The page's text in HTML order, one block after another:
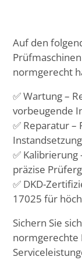
Auf den
normgerecht
✅ Wartung –
vorbeugende
✅ Reparatur –
✅
präzise
✅ DKD-
17025 für
Sichern Sie
normgerechte